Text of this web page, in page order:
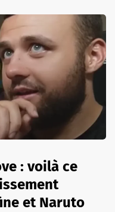
: voilà ce
et Naruto